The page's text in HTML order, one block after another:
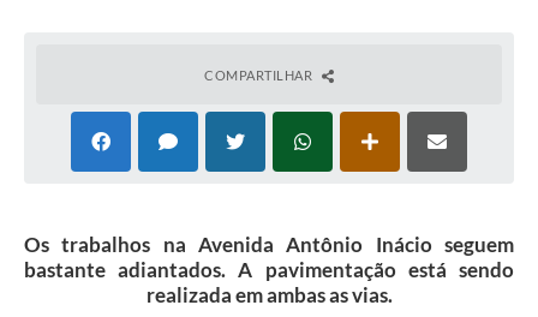
COMPARTILHAR
Os trabalhos na Avenida Antônio Inácio seguem
bastante adiantados. A pavimentação está sendo
realizada em ambas as vias.